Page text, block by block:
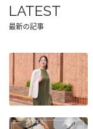
LATEST
最新の記事